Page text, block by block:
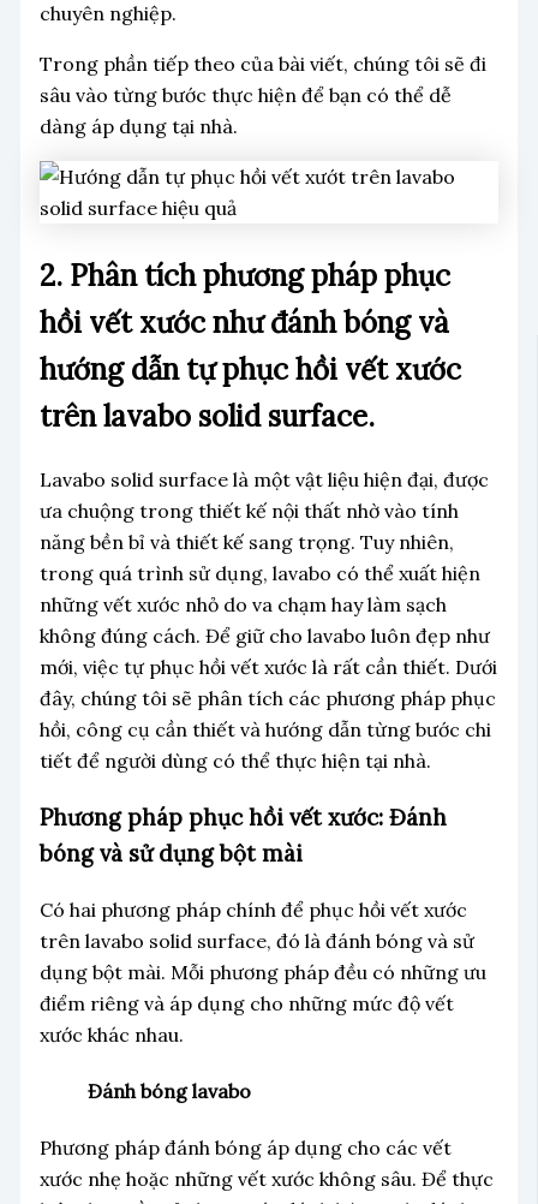
chuyên nghiệp.
Trong phần tiếp theo của bài viết, chúng tôi sẽ đi
sâu vào từng bước thực hiện để bạn có thể dễ
dàng áp dụng tại nhà.
2. Phân tích phương pháp phục
hồi vết xước như đánh bóng và
hướng dẫn tự phục hồi vết xước
trên lavabo solid surface.
Lavabo solid surface là một vật liệu hiện đại, được
ưa chuộng trong thiết kế nội thất nhờ vào tính
năng bền bỉ và thiết kế sang trọng. Tuy nhiên,
trong quá trình sử dụng, lavabo có thể xuất hiện
những vết xước nhỏ do va chạm hay làm sạch
không đúng cách. Để giữ cho lavabo luôn đẹp như
mới, việc tự phục hồi vết xước là rất cần thiết. Dưới
đây, chúng tôi sẽ phân tích các phương pháp phục
hồi, công cụ cần thiết và hướng dẫn từng bước chi
tiết để người dùng có thể thực hiện tại nhà.
Phương pháp phục hồi vết xước: Đánh
bóng và sử dụng bột mài
Có hai phương pháp chính để phục hồi vết xước
trên lavabo solid surface, đó là đánh bóng và sử
dụng bột mài. Mỗi phương pháp đều có những ưu
điểm riêng và áp dụng cho những mức độ vết
xước khác nhau.
Đánh bóng lavabo
Phương pháp đánh bóng áp dụng cho các vết
xước nhẹ hoặc những vết xước không sâu. Để thực